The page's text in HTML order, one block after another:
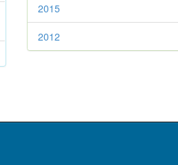
2015
2012